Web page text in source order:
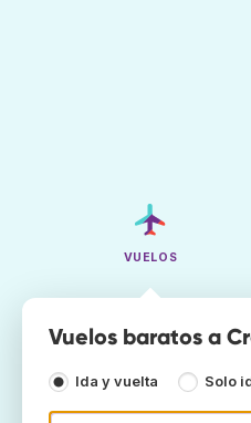
VUELOS
Vuelos baratos a
Ida y vuelta Solo